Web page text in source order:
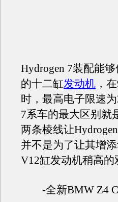
Hydrogen 7装配能
的十二缸发动机 ，
时，最高电子限速
7系车的最大区别就
两条棱线让
并不是为了让其增
V12缸发动机稍高的
-全新BMW Z4